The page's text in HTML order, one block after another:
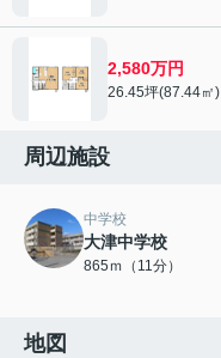
2,580万円
26.45坪(87.44㎡)
周辺施設
中学校
大津中学校
865ｍ（11分）
地図